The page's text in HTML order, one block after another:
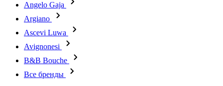
Angelo Gaja
Argiano
Ascevi Luwa
Avignonesi
B&B Bouche
Все бренды